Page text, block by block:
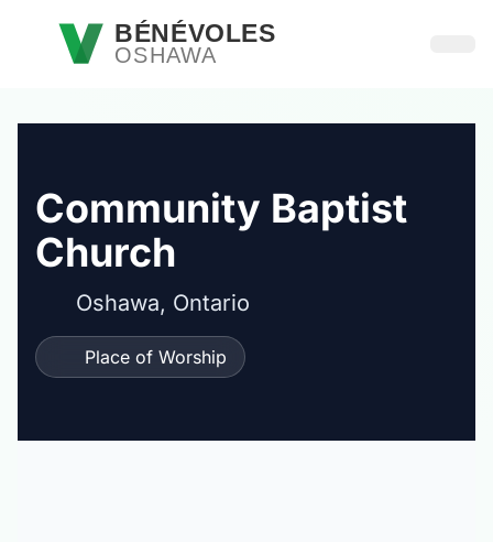
Passer au contenu principal
BÉNÉVOLES
OSHAWA
Community Baptist
Church
Oshawa, Ontario
Place of Worship